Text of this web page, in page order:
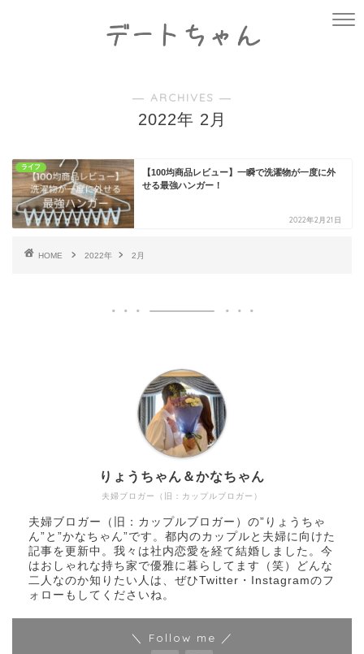
― ARCHIVES ―
2022年 2月
ライフ
【100均商品レビュー】一瞬で洗濯物が一度に外
せる最強ハンガー！
2022年2月21日
HOME 2022年 2月
夫婦ブロガー（旧：カップルブロガー）
りょうちゃん＆かなちゃん
夫婦ブロガー（旧：カップルブロガー）の”りょうちゃ
ん”と”かなちゃん”です。都内のカップルと夫婦に向けた
記事を更新中。我々は社内恋愛を経て結婚しました。今
はおしゃれな持ち家で優雅に暮らしてます（笑）どんな
二人なのか知りたい人は、ぜひTwitter・Instagramのフ
ォローもしてくださいね。
＼ Follow me ／